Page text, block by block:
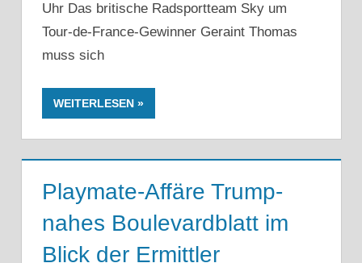
Uhr Das britische Radsportteam Sky um
Tour-de-France-Gewinner Geraint Thomas
muss sich
WEITERLESEN
Playmate-Affäre Trump-
nahes Boulevardblatt im
Blick der Ermittler